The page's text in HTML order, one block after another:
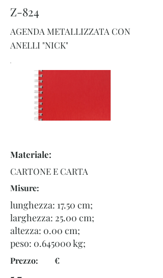
Z-824
AGENDA METALLIZZATA CON
ANELLI "NICK"
Materiale:
CARTONE E CARTA
Misure:
lunghezza: 17.50 cm;
larghezza: 25.00 cm;
altezza: 0.00 cm;
peso: 0.645000kg;
Prezzo: €